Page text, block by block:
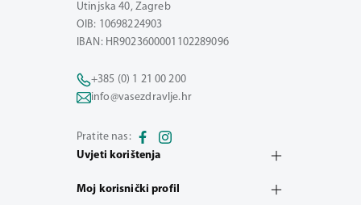
Utinjska 40, Zagreb
OIB: 10698224903
IBAN: HR9023600001102289096
+385 (0) 1 21 00 200
info@vasezdravlje.hr
Pratite nas:
Uvjeti korištenja
Moj korisnički profil